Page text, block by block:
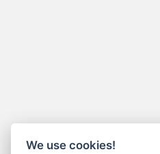
We use cookies!